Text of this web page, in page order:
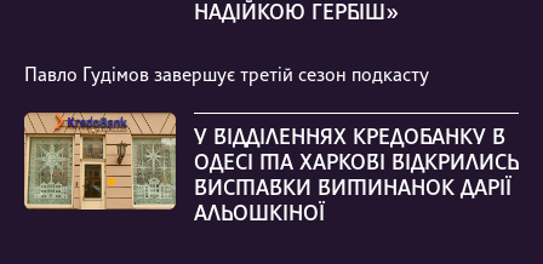
НАДІЙКОЮ ГЕРБІШ»
Павло Гудімов завершує третій сезон подкасту
У ВІДДІЛЕННЯХ КРЕДОБАНКУ В
ОДЕСІ ТА ХАРКОВІ ВІДКРИЛИСЬ
ВИСТАВКИ ВИТИНАНОК ДАРІЇ
АЛЬОШКІНОЇ